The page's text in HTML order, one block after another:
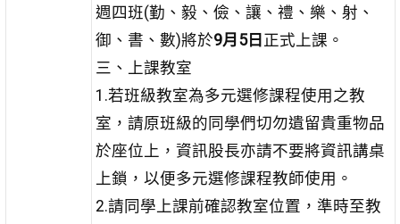
週四班(勤、毅、儉、讓、禮、樂、射、
御、書、數)將於9月5日 正式上課。
三、上課教室
1.若班級教室為多元選修課程使用之教
室，請原班級的同學們切勿遺留貴重物品
於座位上，資訊股長亦請不要將資訊講桌
上鎖，以便多元選修課程教師使用。
2.請同學上課前確認教室位置，準時至教